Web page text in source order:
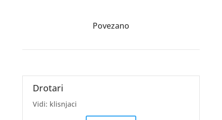
Povezano
Drotari
Vidi: klisnjaci